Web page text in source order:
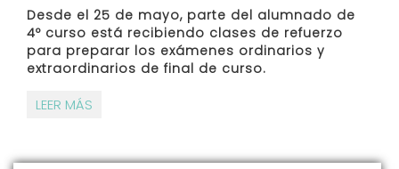
Desde el 25 de mayo, parte del alumnado de
4º curso está recibiendo clases de refuerzo
para preparar los exámenes ordinarios y
extraordinarios de final de curso.
LEER MÁS